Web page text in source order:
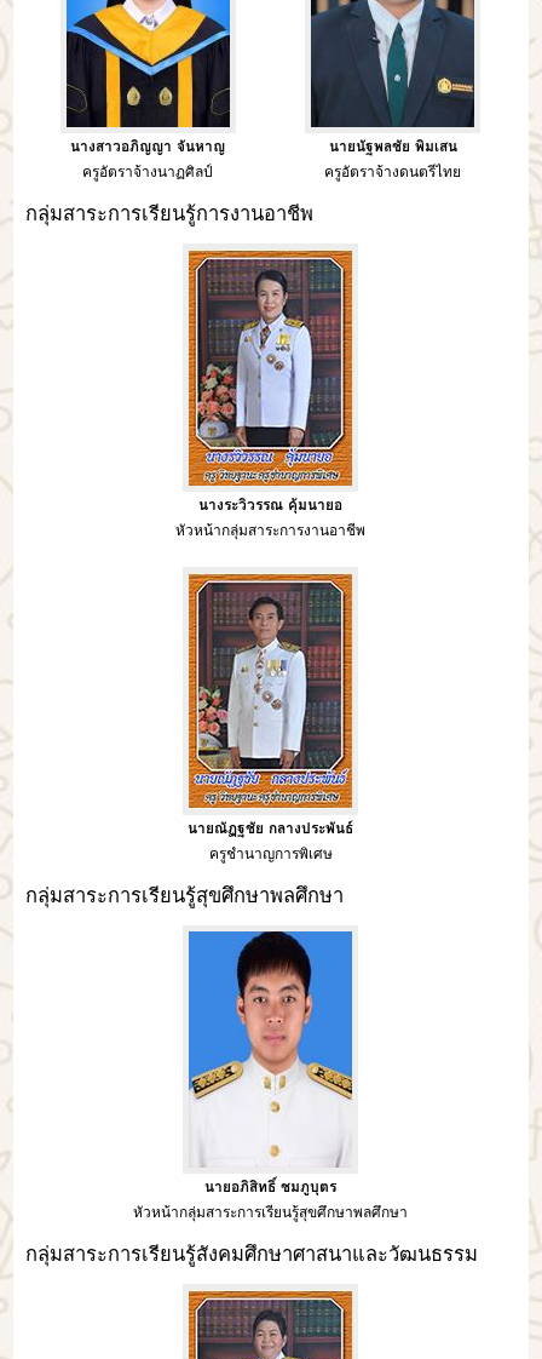
นางสาวอภิญญา จันหาญ
ครูอัตราจ้างนาฏศิลป์
นายนัฐพลชัย พิมเสน
ครูอัตราจ้างดนตรีไทย
กลุ่มสาระการเรียนรู้การงานอาชีพ
นางระวิวรรณ คุ้มนายอ
หัวหน้ากลุ่มสาระการงานอาชีพ
นายณัฏฐชัย กลางประพันธ์
ครูชำนาญการพิเศษ
กลุ่มสาระการเรียนรู้สุขศึกษาพลศึกษา
นายอภิสิทธิ์ ชมภูบุตร
หัวหน้ากลุ่มสาระการเรียนรู้สุขศึกษาพลศึกษา
กลุ่มสาระการเรียนรู้สังคมศึกษาศาสนาและวัฒนธรรม